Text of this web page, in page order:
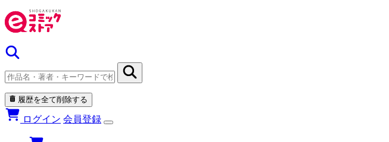
履歴を全て削除する
ログイン 会員登録